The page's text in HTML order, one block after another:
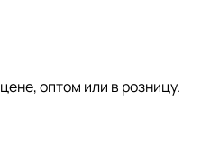
оптом или в розницу.